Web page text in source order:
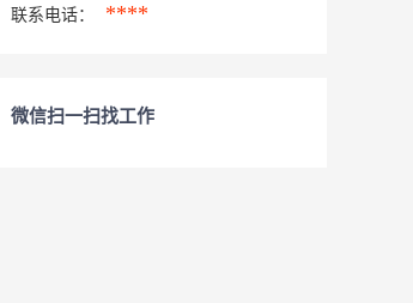
联系电话： ****
微信扫一扫找工作